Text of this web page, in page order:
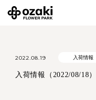
2022.08.19 入荷情報
入荷情報（2022/08/18）